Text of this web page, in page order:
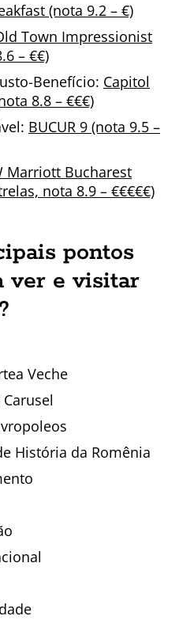
(nota 9.2 – €)
Town Impressionist
– €€)
Benefício: Capitol
8.8 – €€€)
BUCUR 9 (nota 9.5 –
Marriott Bucharest
nota 8.9 – €€€€€)
pontos
ver e visitar
Veche
História da Romênia